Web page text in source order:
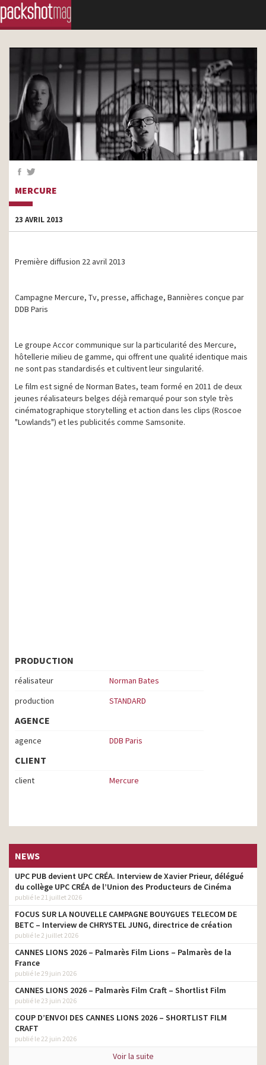
MERCURE
23 AVRIL 2013
Première diffusion 22 avril 2013
Campagne Mercure, Tv, presse, affichage, Bannières conçue par
DDB Paris
Le groupe Accor communique sur la particularité des Mercure,
hôtellerie milieu de gamme, qui offrent une qualité identique mais
ne sont pas standardisés et cultivent leur singularité.
Le film est signé de Norman Bates, team formé en 2011 de deux
jeunes réalisateurs belges déjà remarqué pour son style très
cinématographique storytelling et action dans les clips (Roscoe
"Lowlands") et les publicités comme Samsonite.
PRODUCTION
réalisateur
Norman Bates
production
STANDARD
AGENCE
agence DDB Paris
CLIENT
client Mercure
NEWS
UPC PUB devient UPC CRÉA. Interview de Xavier Prieur, délégué
du collège UPC CRÉA de l’Union des Producteurs de Cinéma
publié le 21 juillet 2026
FOCUS SUR LA NOUVELLE CAMPAGNE BOUYGUES TELECOM DE
BETC – Interview de CHRYSTEL JUNG, directrice de création
publié le 2 juillet 2026
CANNES LIONS 2026 – Palmarès Film Lions – Palmarès de la
France
publié le 29 juin 2026
CANNES LIONS 2026 – Palmarès Film Craft – Shortlist Film
publié le 23 juin 2026
COUP D’ENVOI DES CANNES LIONS 2026 – SHORTLIST FILM
CRAFT
publié le 22 juin 2026
Voir la suite